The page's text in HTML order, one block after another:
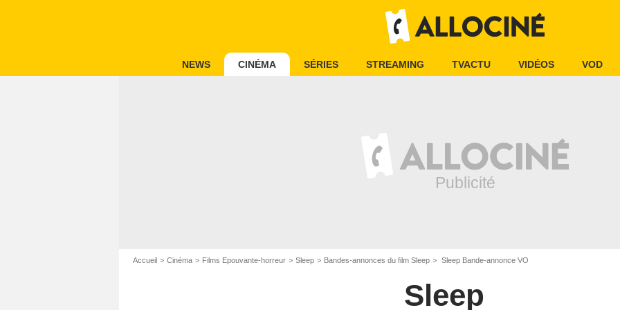
NEWS CINÉMA SÉRIES STREAMING TVACTU VIDÉOS VOD
Accueil Cinéma Films Epouvante-horreur Sleep Bandes-annonces du film Sleep Sleep Bande-annonce VO
Sleep